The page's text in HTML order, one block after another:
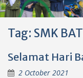
Tag: SMK
Selamat Hari
2 October 2021